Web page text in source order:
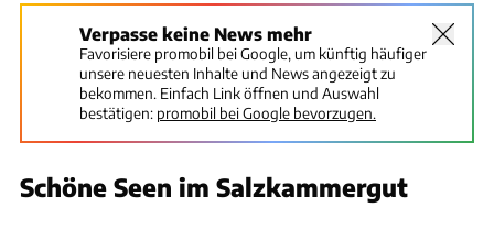
Verpasse keine News mehr
Favorisiere promobil bei Google, um künftig häufiger
unsere neuesten Inhalte und News angezeigt zu
bekommen. Einfach Link öffnen und Auswahl
bestätigen: promobil bei Google bevorzugen.
Schöne Seen im SalzkammergutThomas Cernak